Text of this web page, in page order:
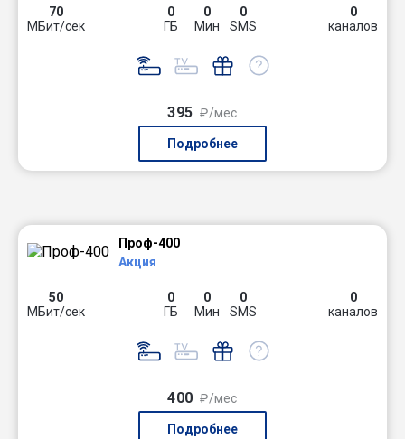
70
МБит/сек
0
ГБ
0
Мин
0
SMS
0
каналов
395 ₽/мес
Подробнее
Проф-400
Акция
50
МБит/сек
0
ГБ
0
Мин
0
SMS
0
каналов
400 ₽/мес
Подробнее